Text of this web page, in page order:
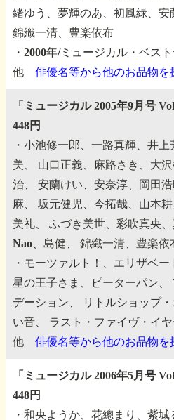
緒ゆう、夢輝のあ、初風緑、安
錦織一清、豊楽依布
・2000年/ミュージカル・ベス
他 俳優名等から他のお品物を
「ミュージカル 2005年9月号
448円
・小池修一郎、一路真輝、井
美、
山口正義、麻路さき、大
治、
安蘭けい、安奈淳、岡田
麻、
坂元健児、今拓哉、山本
美礼、
ふづき美世、彩吹真央、
Nao、島健、
錦織一清、豊楽依
・モーツァルト！、エリザベ
星の王子さま、ピーターパン、
デーション、
リトルショップ
い音、
ラスト・ファイヴ・イ
他 俳優名等から他のお品物を
「ミュージカル 2006年5月号
448円
・和央ようか、花總まり、紫